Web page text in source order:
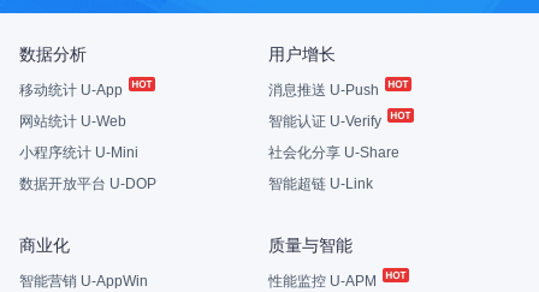
数据分析
移动统计 U-App
网站统计 U-Web
小程序统计 U-Mini
数据开放平台 U-DOP
用户增长
消息推送 U-Push
智能认证 U-Verify
社会化分享 U-Share
智能超链 U-Link
商业化
智能营销 U-AppWin
质量与智能
性能监控 U-APM